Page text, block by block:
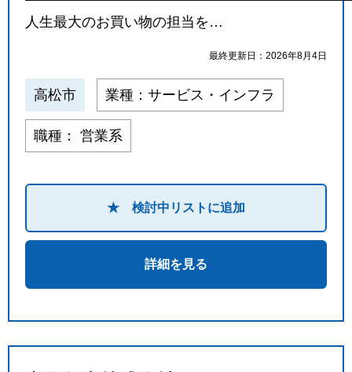
人生最大のお買い物の担当を…
最終更新日：2026年8月4日
高松市 業種：サービス・インフラ
職種： 営業系
★ 検討中リストに追加
詳細を見る